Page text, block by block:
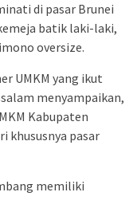
di pasar Brunei
batik laki-laki,
oversize.
UMKM yang ikut
menyampaikan,
Kabupaten
khususnya pasar
memiliki